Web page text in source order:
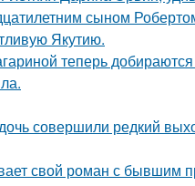
сыном
Якутию.
теперь
совершили редкий
свой роман с бывшим